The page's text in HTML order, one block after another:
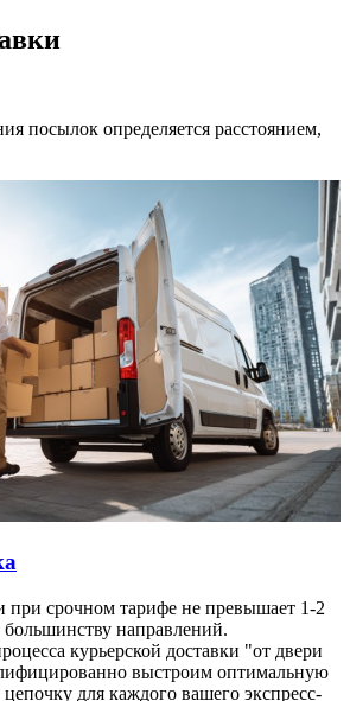
посылок определяется расстоянием,
при срочном тарифе не превышает 1-2
направлений.
курьерской доставки "от двери
выстроим оптимальную
для каждого вашего экспресс-